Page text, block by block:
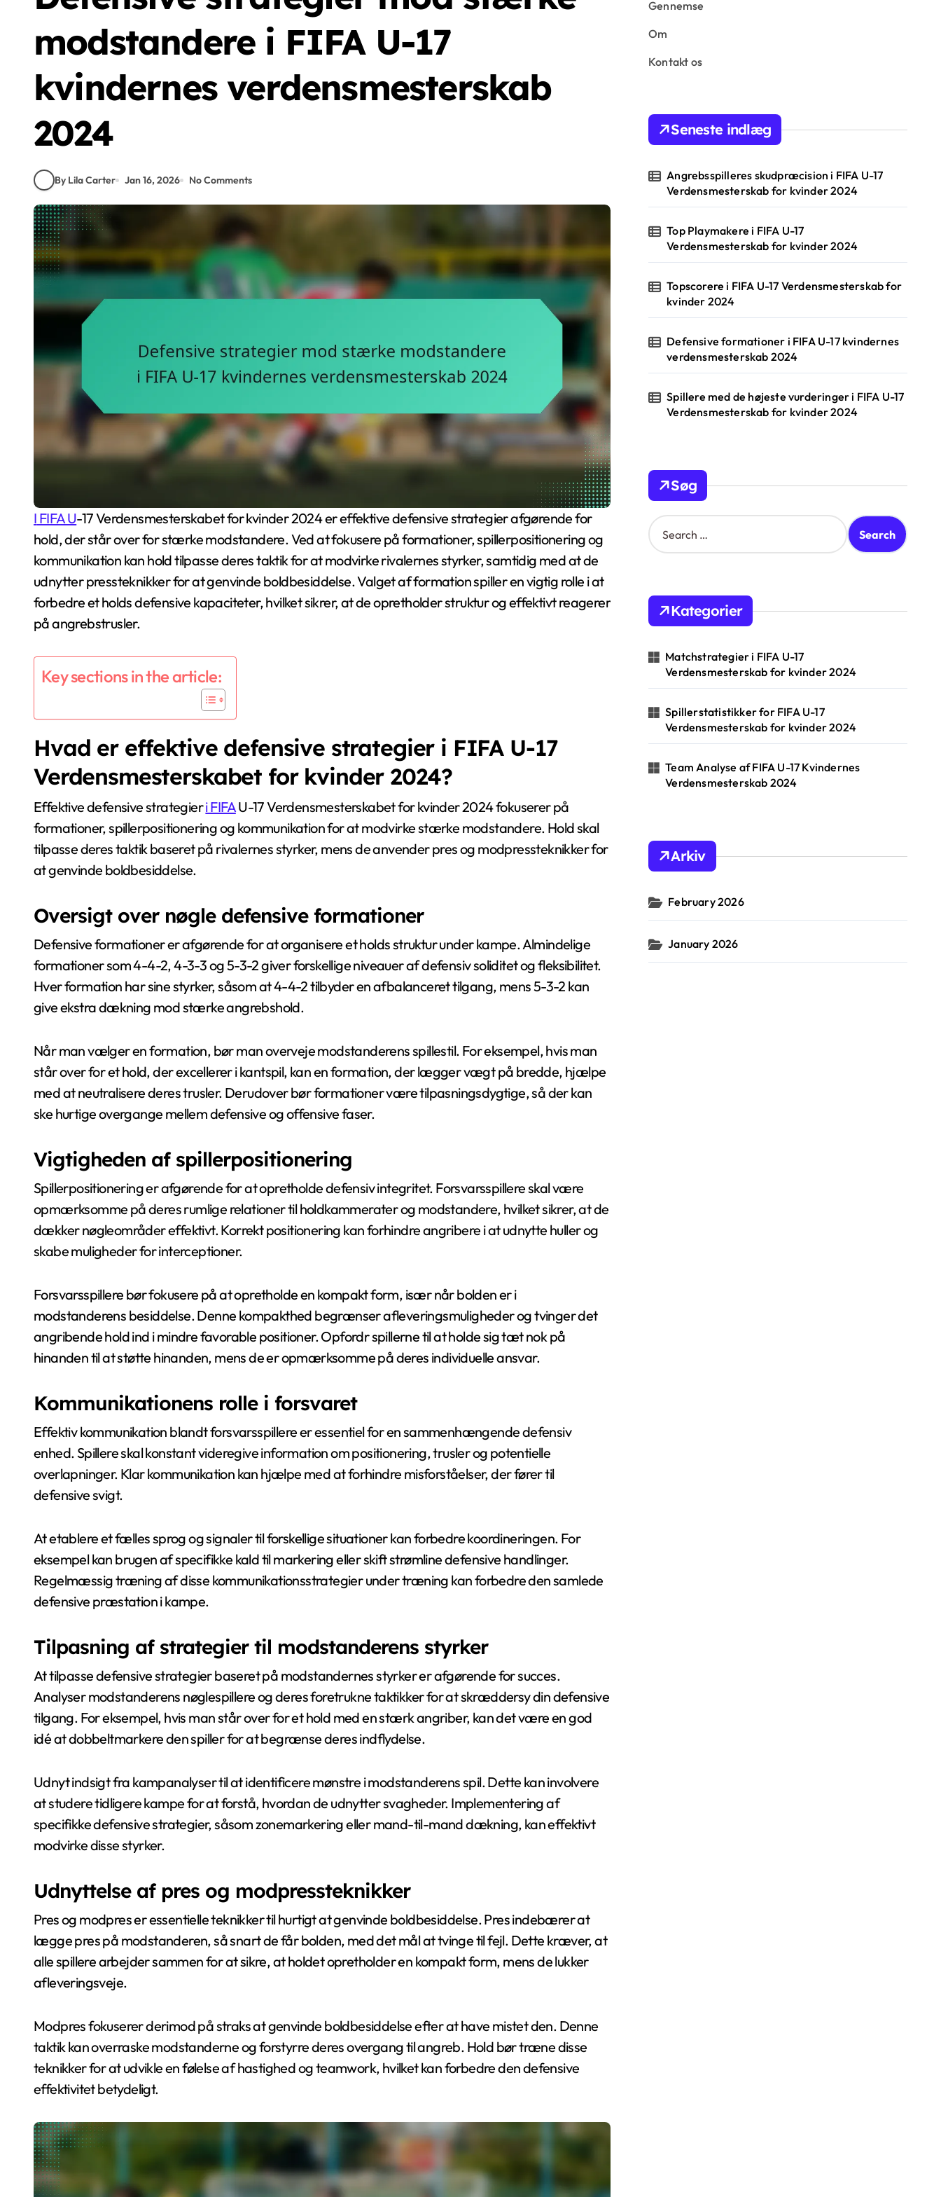
modstandere i FIFA U-17
kvindernes verdensmesterskab
2024
By Lila Carter Jan 16, 2026 No Comments
I FIFA U-17 Verdensmesterskabet for kvinder 2024 er effektive defensive strategier afgørende for
hold, der står over for stærke modstandere. Ved at fokusere på formationer, spillerpositionering og
kommunikation kan hold tilpasse deres taktik for at modvirke rivalernes styrker, samtidig med at de
udnytter pressteknikker for at genvinde boldbesiddelse. Valget af formation spiller en vigtig rolle i at
forbedre et holds defensive kapaciteter, hvilket sikrer, at de opretholder struktur og effektivt reagerer
på angrebstrusler.
Key sections in the article:
Hvad er effektive defensive strategier i FIFA U-17
Verdensmesterskabet for kvinder 2024?
Effektive defensive strategieri FIFAU-17 Verdensmesterskabet for kvinder 2024 fokuserer på
formationer, spillerpositionering og kommunikation for at modvirke stærke modstandere. Hold skal
tilpasse deres taktik baseret på rivalernes styrker, mens de anvender pres og modpressteknikker for
at genvinde boldbesiddelse.
Oversigt over nøgle defensive formationer
Defensive formationer er afgørende for at organisere et holds struktur under kampe. Almindelige
formationer som 4-4-2, 4-3-3 og 5-3-2 giver forskellige niveauer af defensiv soliditet og fleksibilitet.
Hver formation har sine styrker, såsom at 4-4-2 tilbyder en afbalanceret tilgang, mens 5-3-2 kan
give ekstra dækning mod stærke angrebshold.
Når man vælger en formation, bør man overveje modstanderens spillestil. For eksempel, hvis man
står over for et hold, der excellerer i kantspil, kan en formation, der lægger vægt på bredde, hjælpe
med at neutralisere deres trusler. Derudover bør formationer være tilpasningsdygtige, så der kan
ske hurtige overgange mellem defensive og offensive faser.
Vigtigheden af spillerpositionering
Spillerpositionering er afgørende for at opretholde defensiv integritet. Forsvarsspillere skal være
opmærksomme på deres rumlige relationer til holdkammerater og modstandere, hvilket sikrer, at de
dækker nøgleområder effektivt. Korrekt positionering kan forhindre angribere i at udnytte huller og
skabe muligheder for interceptioner.
Forsvarsspillere bør fokusere på at opretholde en kompakt form, især når bolden er i
modstanderens besiddelse. Denne kompakthed begrænser afleveringsmuligheder og tvinger det
angribende hold ind i mindre favorable positioner. Opfordr spillerne til at holde sig tæt nok på
hinanden til at støtte hinanden, mens de er opmærksomme på deres individuelle ansvar.
Kommunikationens rolle i forsvaret
Effektiv kommunikation blandt forsvarsspillere er essentiel for en sammenhængende defensiv
enhed. Spillere skal konstant videregive information om positionering, trusler og potentielle
overlapninger. Klar kommunikation kan hjælpe med at forhindre misforståelser, der fører til
defensive svigt.
At etablere et fælles sprog og signaler til forskellige situationer kan forbedre koordineringen. For
eksempel kan brugen af specifikke kald til markering eller skift strømline defensive handlinger.
Regelmæssig træning af disse kommunikationsstrategier under træning kan forbedre den samlede
defensive præstation i kampe.
Tilpasning af strategier til modstanderens styrker
At tilpasse defensive strategier baseret på modstandernes styrker er afgørende for succes.
Analyser modstanderens nøglespillere og deres foretrukne taktikker for at skræddersy din defensive
tilgang. For eksempel, hvis man står over for et hold med en stærk angriber, kan det være en god
idé at dobbeltmarkere den spiller for at begrænse deres indflydelse.
Udnyt indsigt fra kampanalyser til at identificere mønstre i modstanderens spil. Dette kan involvere
at studere tidligere kampe for at forstå, hvordan de udnytter svagheder. Implementering af
specifikke defensive strategier, såsom zonemarkering eller mand-til-mand dækning, kan effektivt
modvirke disse styrker.
Udnyttelse af pres og modpressteknikker
Pres og modpres er essentielle teknikker til hurtigt at genvinde boldbesiddelse. Pres indebærer at
lægge pres på modstanderen, så snart de får bolden, med det mål at tvinge til fejl. Dette kræver, at
alle spillere arbejder sammen for at sikre, at holdet opretholder en kompakt form, mens de lukker
afleveringsveje.
Modpres fokuserer derimod på straks at genvinde boldbesiddelse efter at have mistet den. Denne
taktik kan overraske modstanderne og forstyrre deres overgang til angreb. Hold bør træne disse
teknikker for at udvikle en følelse af hastighed og teamwork, hvilket kan forbedre den defensive
effektivitet betydeligt.
Gennemse
Om
Kontakt os
Seneste indlæg
Angrebsspilleres skudpræcision i FIFA U-17
Verdensmesterskab for kvinder 2024
Top Playmakere i FIFA U-17
Verdensmesterskab for kvinder 2024
Topscorere i FIFA U-17 Verdensmesterskab for
kvinder 2024
Defensive formationer i FIFA U-17 kvindernes
verdensmesterskab 2024
Spillere med de højeste vurderinger i FIFA U-17
Verdensmesterskab for kvinder 2024
Søg
S
e
h
o
:
Kategorier
Matchstrategier i FIFA U-17
Verdensmesterskab for kvinder 2024
Spillerstatistikker for FIFA U-17
Verdensmesterskab for kvinder 2024
Team Analyse af FIFA U-17 Kvindernes
Verdensmesterskab 2024
Arkiv
February 2026
January 2026